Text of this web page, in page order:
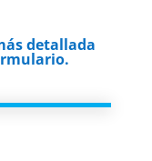
detallada